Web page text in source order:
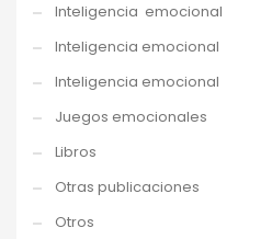
Inteligencia emocional
Inteligencia emocional
Inteligencia emocional
Juegos emocionales
Libros
Otras publicaciones
Otros